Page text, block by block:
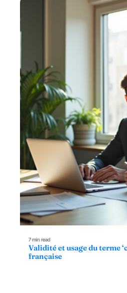
7 min read
Validité et usage du terme
française